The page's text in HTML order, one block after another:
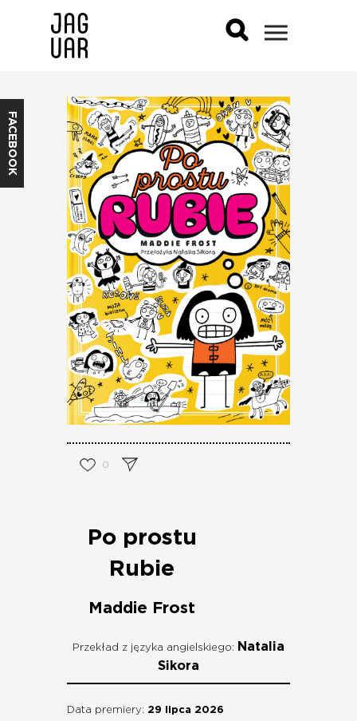
FACEBOOK
0
Po prostu
Rubie
Maddie Frost
Przekład z języka angielskiego:
Natalia
Sikora
Data premiery: 29 lipca 2026